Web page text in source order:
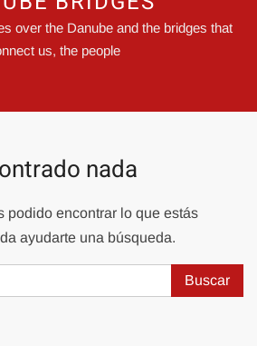
over the Danube and the bridges that
us, the people
nada
podido encontrar lo que estás
ayudarte una búsqueda.
Buscar: